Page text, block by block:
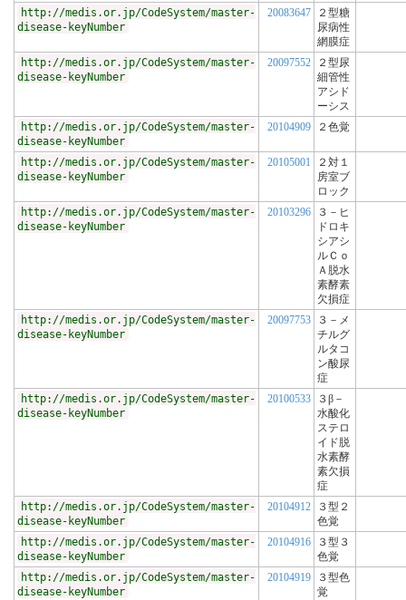
http://medis.or.jp/CodeSystem/master-
disease-keyNumber
20083647
２型糖
尿病性
網膜症
http://medis.or.jp/CodeSystem/master-
disease-keyNumber
20097552
２型尿
細管性
アシド
ーシス
http://medis.or.jp/CodeSystem/master-
disease-keyNumber
20104909 ２色覚
http://medis.or.jp/CodeSystem/master-
disease-keyNumber
20105001
２対１
房室ブ
ロック
http://medis.or.jp/CodeSystem/master-
disease-keyNumber
20103296
３－ヒ
ドロキ
シアシ
ルＣｏ
Ａ脱水
素酵素
欠損症
http://medis.or.jp/CodeSystem/master-
disease-keyNumber
20097753
３－メ
チルグ
ルタコ
ン酸尿
症
http://medis.or.jp/CodeSystem/master-
disease-keyNumber
20100533
３β－
水酸化
ステロ
イド脱
水素酵
素欠損
症
http://medis.or.jp/CodeSystem/master-
disease-keyNumber
20104912
３型２
色覚
http://medis.or.jp/CodeSystem/master-
disease-keyNumber
20104916
３型３
色覚
http://medis.or.jp/CodeSystem/master-
disease-keyNumber
20104919
３型色
覚